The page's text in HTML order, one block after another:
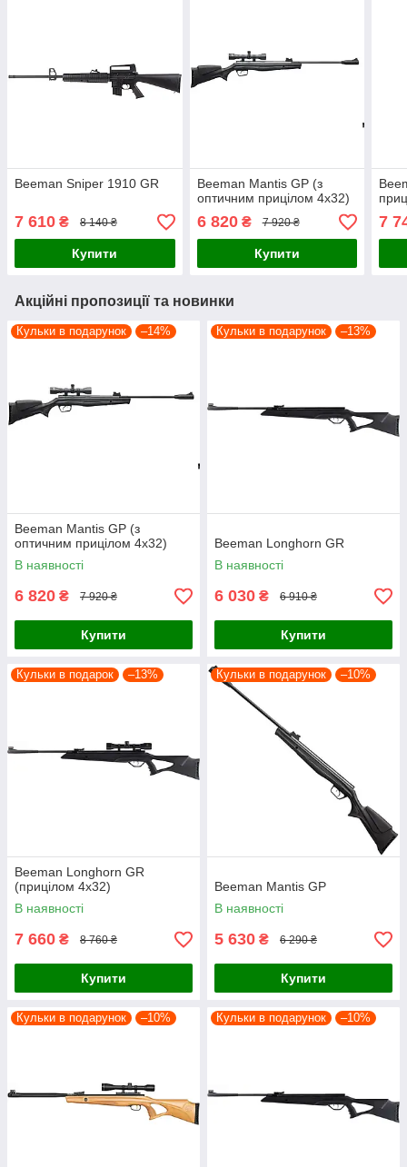
Beeman Sniper 1910 GR
7 610 ₴ 8 140 ₴
Купити
Beeman Mantis GP (з
оптичним прицілом 4х32)
6 820₴ 7 920 ₴
Купити
7
Акційні пропозиції та новинки
Кульки в подарунок –14%
Beeman Mantis GP (з
оптичним прицілом 4х32)
В наявності
6 820 ₴ 7 920 ₴
Купити
Кульки в подарунок –13%
Beeman Longhorn GR
В наявності
6 030 ₴ 6 910 ₴
Купити
Кульки в подарок –13%
Beeman Longhorn GR
(прицілом 4х32)
В наявності
7 660 ₴ 8 760 ₴
Купити
Кульки в подарунок –10%
Beeman Mantis GP
В наявності
5 630 ₴ 6 290 ₴
Купити
Кульки в подарунок –10% Кульки в подарунок –10%